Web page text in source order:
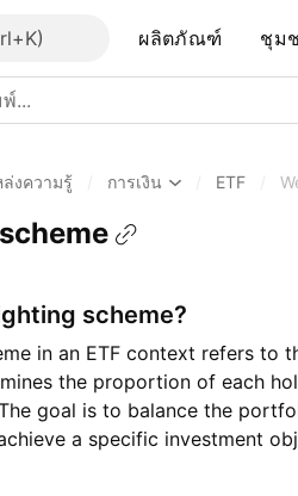
ผลิตภัณฑ์ ชุม
งความรู้ การเงิน ETF
scheme?
in an ETF context refers
the proportion of each
goal is to balance the
a specific investment